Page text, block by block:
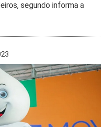
segundo informa a